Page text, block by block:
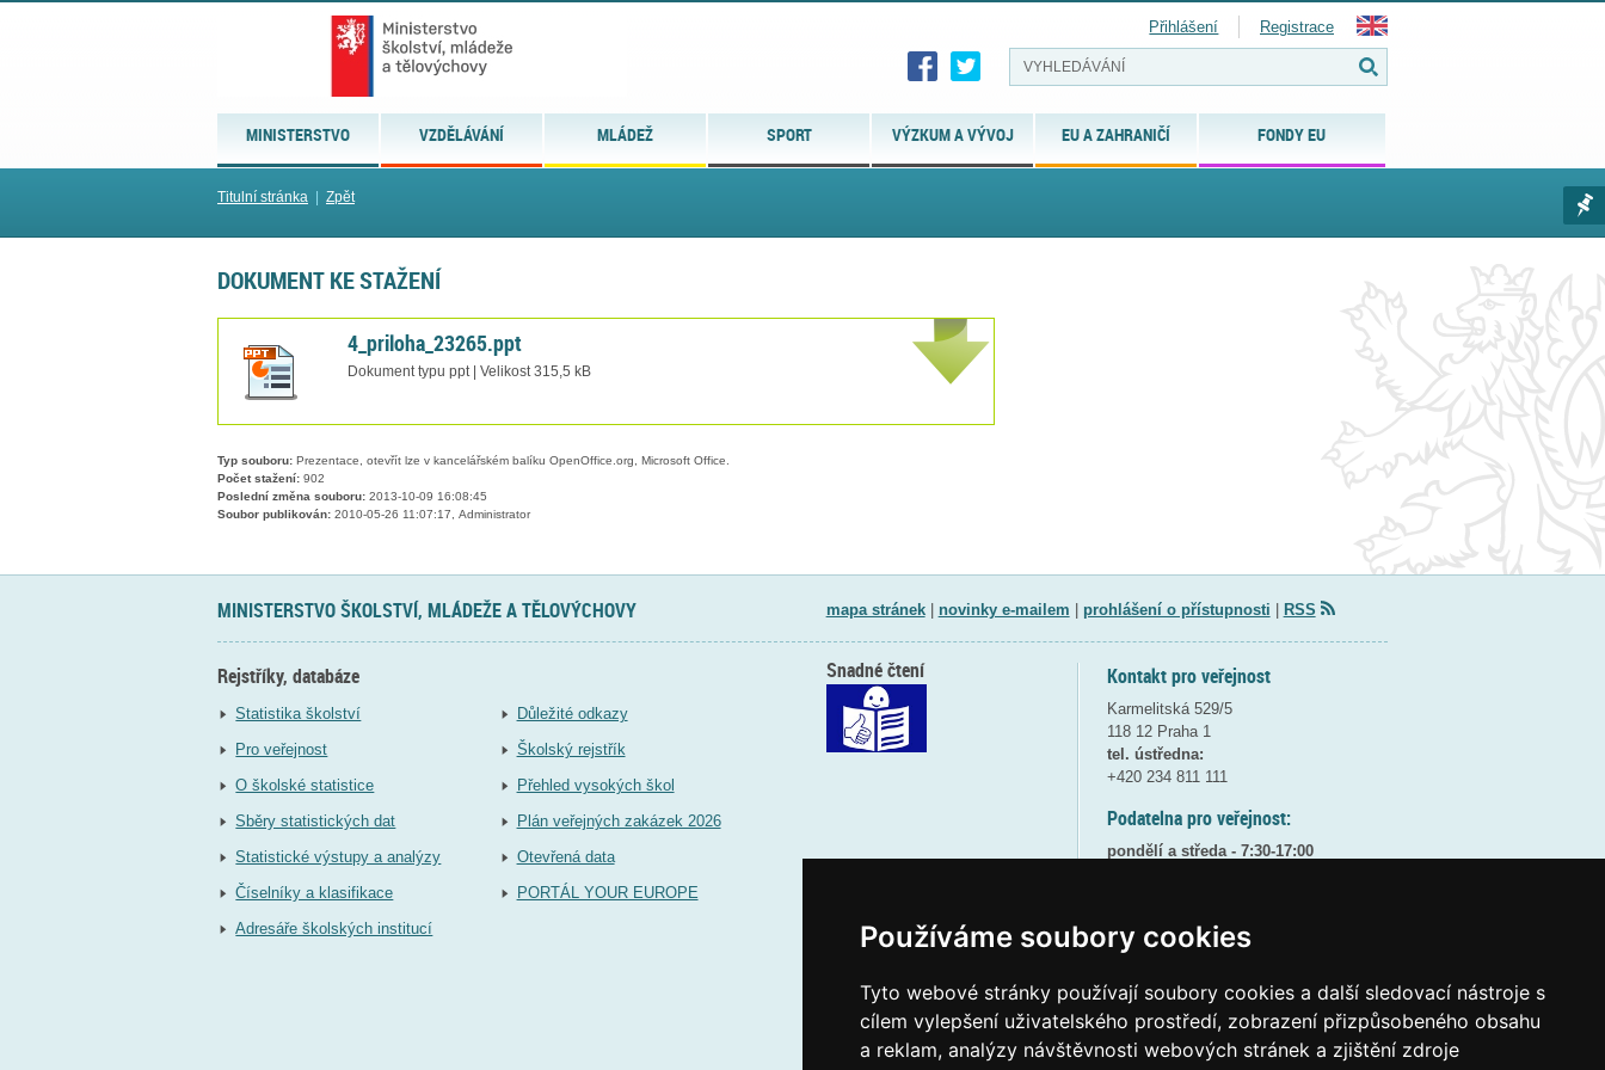
Používáme soubory cookies
Tyto webové stránky používají soubory cookies a další sledovací nástroje s
cílem vylepšení uživatelského prostředí, zobrazení přizpůsobeného obsahu
a reklam, analýzy návštěvnosti webových stránek a zjištění zdroje
MINISTERSTVO VZDĚLÁVÁNÍ MLÁDEŽ SPORT VÝZKUM A VÝVOJ EU A ZAHRANIČÍ FONDY EU
Přihlášení Registrace
Titulní stránka Zpět
DOKUMENT KE STAŽENÍ
4_priloha_23265.ppt
Dokument typu ppt | Velikost 315,5 kB
Typ souboru: Prezentace, otevřít lze v kancelářském balíku OpenOffice.org, Microsoft Office.
Počet stažení: 902
Poslední změna souboru: 2013-10-09 16:08:45
Soubor publikován: 2010-05-26 11:07:17, Administrator
MINISTERSTVO ŠKOLSTVÍ, MLÁDEŽE A TĚLOVÝCHOVY mapa stránek| novinky e-mailem prohlášení o přístupnosti RSS
Rejstříky, databáze
Statistika školství
Pro veřejnost
O školské statistice
Sběry statistických dat
Statistické výstupy a analýzy
Číselníky a klasifikace
Adresáře školských institucí
Důležité odkazy
Školský rejstřík
Přehled vysokých škol
Plán veřejných zakázek 2026
Otevřená data
PORTÁL YOUR EUROPE
Kontakt pro veřejnost
Karmelitská 529/5
118 12 Praha 1
tel. ústředna:
+420 234 811 111
Podatelna pro veřejnost:
pondělí a středa - 7:30-17:00
8:30 - 9:30 - bezpečnostní přestávka
Elektronická podatelna:
posta@msmtgov cz
Snadné čtení